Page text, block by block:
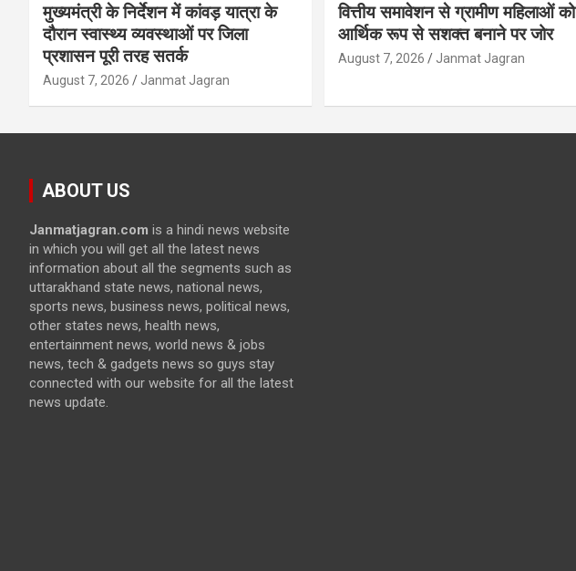
मुख्यमंत्री के निर्देशन में कांवड़ यात्रा के
दौरान स्वास्थ्य व्यवस्थाओं पर जिला
प्रशासन पूरी तरह सतर्क
August 7, 2026 Janmat Jagran
वित्तीय समावेशन से ग्रामीण महिलाओं को
आर्थिक रूप से सशक्त बनाने पर जोर
August 7, 2026 Janmat Jagran
ABOUT US
Janmatjagran.com is a hindi news website
in which you will get all the latest news
information about all the segments such as
uttarakhand state news, national news,
sports news, business news, political news,
other states news, health news,
entertainment news, world news & jobs
news, tech & gadgets news so guys stay
connected with our website for all the latest
news update.